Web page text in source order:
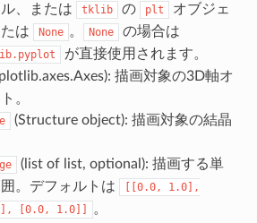
、または tklib の plt
オブジェ
は
None 。 None の場合は
が直接使用されます。
描画対象の3D軸オ
。
(Structure object): 描画対象の結晶
(list of list, optional): 描画する単
。デフォルトは
[[0.0,
1.0],
[0.0, 1.0]] 。